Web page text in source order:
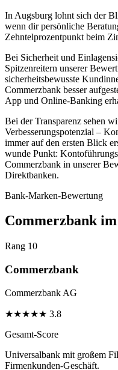
In Augsburg lohnt sich der
wenn dir persönliche
Zehntelprozentpunkt beim
Bei Sicherheit und
Spitzenreitern unserer
sicherheitsbewusste
Commerzbank besser
App und Online-Banking
Bei der Transparenz sehen
Verbesserungspotenzial –
immer auf den ersten Blick
wunde Punkt:
Commerzbank in unserer
Direktbanken.
Bank-Marken-Bewertung
Commerzbank
Rang 10
Commerzbank
Commerzbank AG
★★★★★ 3.8
Gesamt-Score
Universalbank mit großem
Firmenkunden-Geschäft.